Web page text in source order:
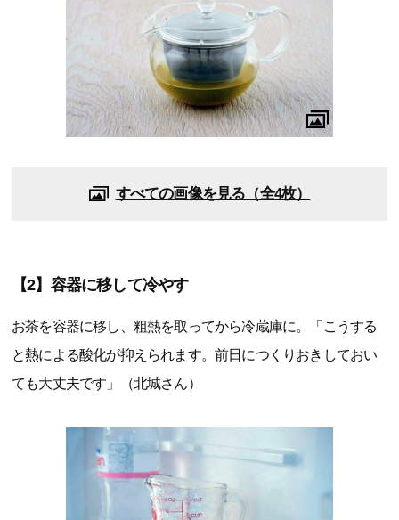
すべての画像を見る（全4枚）
【2】容器に移して冷やす
お茶を容器に移し、粗熱を取ってから冷蔵庫に。「こうする
と熱による酸化が抑えられます。前日につくりおきしておい
ても大丈夫です」（北城さん）